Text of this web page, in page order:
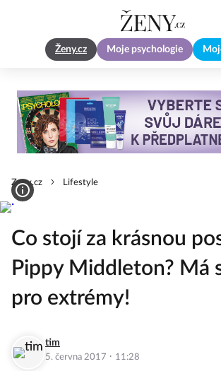
Ženy.cz Moje psychologie
Zeny.cz Lifestyle
Co stojí za krásnou
Pippy Middleton? Má
pro extrémy!
tim
5. června 2017 · 11:28